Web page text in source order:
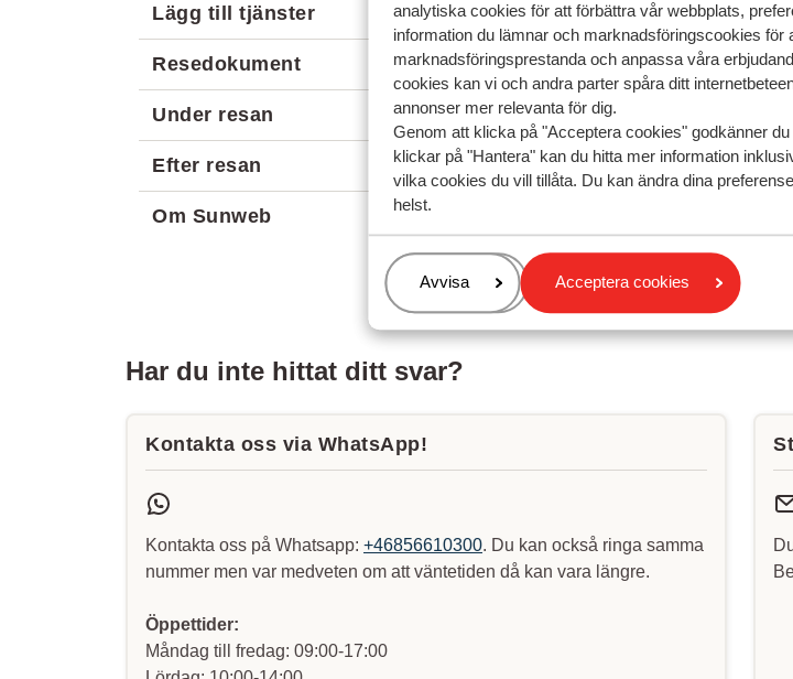
analytiska cookies för att förbättra vår webbplats,
information du lämnar och marknadsföringscookies för
marknadsföringsprestanda och anpassa våra
cookies kan vi och andra parter spåra ditt
annonser mer relevanta för dig.
Genom att klicka på "Acceptera cookies" godkänner
klickar på "Hantera" kan du hitta mer information
vilka cookies du vill tillåta. Du kan ändra dina
helst.
Hantera
Avvisa Acceptera cookies
Lägg till tjänster
Resedokument
Under resan
Efter resan
Om Sunweb
Har du inte hittat ditt svar?
Kontakta oss via WhatsApp!
Kontakta oss på Whatsapp: +46856610300. Du kan också ringa samma
nummer men var medveten om att väntetiden då kan vara längre.
Öppettider:
Måndag till fredag: 09:00-17:00